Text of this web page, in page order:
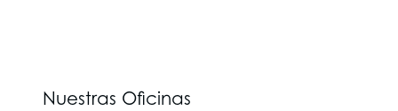
Nuestras Oficinas